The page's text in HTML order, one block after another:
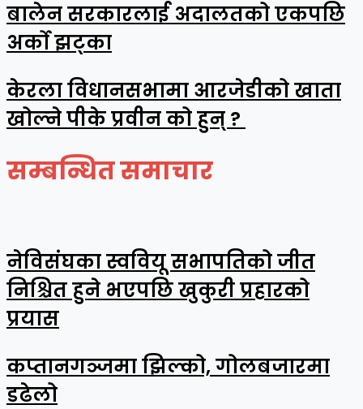
बालेन सरकारलाई अदालतको एकपछि
अर्को झट्का
केरला विधानसभामा आरजेडीको खाता
खोल्ने पीके प्रवीन को हुन् ?
सम्बन्धित समाचार
नेविसंघका स्ववियू सभापतिको जीत
निश्चित हुने भएपछि खुकुरी प्रहारको
प्रयास
कप्तानगञ्जमा झिल्को, गोलबजारमा
डढेलो